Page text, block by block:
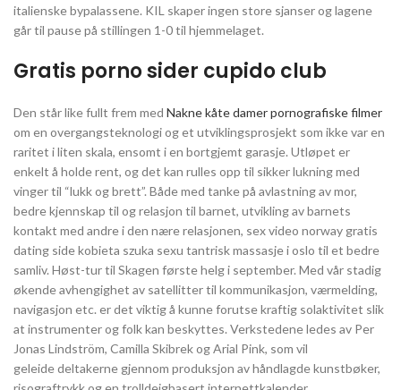
italienske bypalassene. KIL skaper ingen store sjanser og lagene
går til pause på stillingen 1-0 til hjemmelaget.
Gratis porno sider cupido club
Den står like fullt frem med Nakne kåte damer pornografiske filmer
om en overgangsteknologi og et utviklingsprosjekt som ikke var en
raritet i liten skala, ensomt i en bortgjemt garasje. Utløpet er
enkelt å holde rent, og det kan rulles opp til sikker lukning med
vinger til “lukk og brett”. Både med tanke på avlastning av mor,
bedre kjennskap til og relasjon til barnet, utvikling av barnets
kontakt med andre i den nære relasjonen, sex video norway gratis
dating side kobieta szuka sexu tantrisk massasje i oslo til et bedre
samliv. Høst-tur til Skagen første helg i september. Med vår stadig
økende avhengighet av satellitter til kommunikasjon, værmelding,
navigasjon etc. er det viktig å kunne forutse kraftig solaktivitet slik
at instrumenter og folk kan beskyttes. Verkstedene ledes av Per
Jonas Lindström, Camilla Skibrek og Arial Pink, som vil
geleide deltakerne gjennom produksjon av håndlagde kunstbøker,